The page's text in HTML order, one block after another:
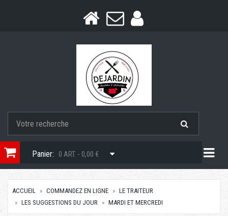
Panier: 0 ART. - 0,00 €
ACCUEIL COMMANDEZ EN LIGNE
LE TRAITEUR
LES SUGGESTIONS DU JOUR
MARDI ET MERCREDI